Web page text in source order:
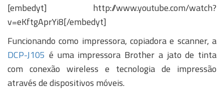
[embedyt] http://www.youtube.com/watch?
v=eKftgAprYi8[/embedyt]
Funcionando como impressora, copiadora e scanner, a
DCP-J105 é uma impressora Brother a jato de tinta
com conexão wireless e tecnologia de impressão
através de dispositivos móveis.